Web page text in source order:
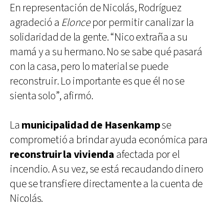
En representación de Nicolás, Rodríguez
agradeció a Eloncepor permitir canalizar la
solidaridad de la gente. “Nico extraña a su
mamá y a su hermano. No se sabe qué pasará
con la casa, pero lo material se puede
reconstruir. Lo importante es que él no se
sienta solo”, afirmó.
La municipalidad de Hasenkampse
comprometió a brindar ayuda económica para
reconstruir la vivienda afectada por el
incendio. A su vez, se está recaudando dinero
que se transfiere directamente a la cuenta de
Nicolás.